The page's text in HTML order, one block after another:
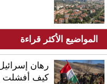
المواضيع الأكثر قراءة
رهان
كيف أفشلت